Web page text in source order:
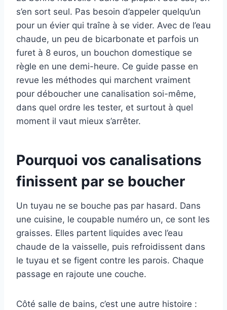
s’en sort seul. Pas besoin d’appeler quelqu’un
pour un évier qui traîne à se vider. Avec de l’eau
chaude, un peu de bicarbonate et parfois un
furet à 8 euros, un bouchon domestique se
règle en une demi-heure. Ce guide passe en
revue les méthodes qui marchent vraiment
pour déboucher une canalisation soi-même,
dans quel ordre les tester, et surtout à quel
moment il vaut mieux s’arrêter.
Pourquoi vos canalisations
finissent par se boucher
Un tuyau ne se bouche pas par hasard. Dans
une cuisine, le coupable numéro un, ce sont les
graisses. Elles partent liquides avec l’eau
chaude de la vaisselle, puis refroidissent dans
le tuyau et se figent contre les parois. Chaque
passage en rajoute une couche.
Côté salle de bains, c’est une autre histoire :